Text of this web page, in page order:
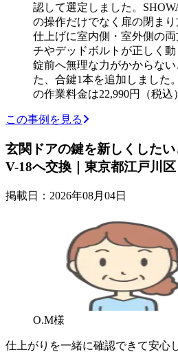
認して選定しました。
の操作だけでなく扉の閉まり
仕上げに室内側・室外側の
チやデッドボルトが正しく
錠前へ無理な力がかからな
た、合鍵1本を追加しました
の作業料金は22,990円（税込
この事例を見る
玄関ドアの鍵を新しくした
V-18へ交換｜東京都江戸川区
掲載日：2026年08月04日
O.M様
仕上がりを一緒に確認できて安心